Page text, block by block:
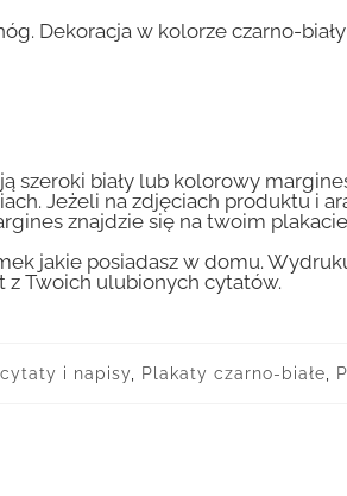
Dekoracja w kolorze czarno-
szeroki biały lub kolorowy
Jeżeli na zdjęciach produktu i
znajdzie się na twoim
jakie posiadasz w domu.
z Twoich ulubionych cytatów.
i napisy Plakaty czarno-białe